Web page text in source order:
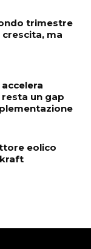
trimestre
ma
accelera
resta un gap
eolico